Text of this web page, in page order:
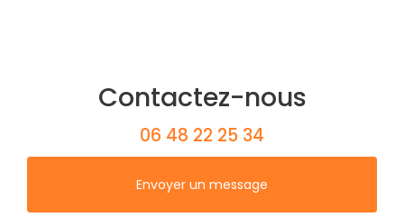
Contactez-nous
06 48 22 25 34
Envoyer un message